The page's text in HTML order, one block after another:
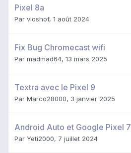
Pixel 8a
Par vloshof, 1 août 2024
Fix Bug Chromecast wifi
Par madmad64, 13 mars 2025
Textra avec le Pixel 9
Par Marco28000, 3 janvier 2025
Android Auto et Google Pixel 7
Par Yeti2000, 7 juillet 2024